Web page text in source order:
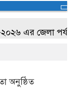
এর জেলা পর্যায়ের
অনুষ্ঠিত